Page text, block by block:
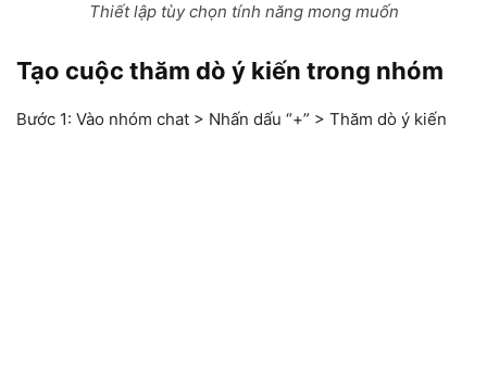
Thiết lập tùy chọn tính năng mong muốn
Tạo cuộc thăm dò ý kiến trong nhóm
Bước 1: Vào nhóm chat > Nhấn dấu “+” > Thăm dò ý kiến